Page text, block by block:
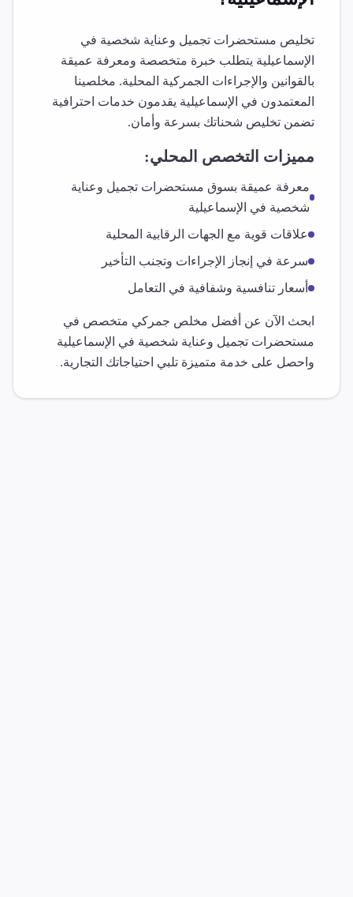
تخليص مستحضرات تجميل وعناية شخصية في
الإسماعيلية يتطلب خبرة متخصصة ومعرفة عميقة
بالقوانين والإجراءات الجمركية المحلية. مخلصينا
المعتمدون في الإسماعيلية يقدمون خدمات احترافية
تضمن تخليص شحناتك بسرعة وأمان.
مميزات التخصص المحلي:
معرفة عميقة بسوق مستحضرات تجميل وعناية
شخصية في الإسماعيلية
علاقات قوية مع الجهات الرقابية المحلية
سرعة في إنجاز الإجراءات وتجنب التأخير
أسعار تنافسية وشفافية في التعامل
ابحث الآن عن أفضل مخلص جمركي متخصص في
مستحضرات تجميل وعناية شخصية في الإسماعيلية
واحصل على خدمة متميزة تلبي احتياجاتك التجارية.